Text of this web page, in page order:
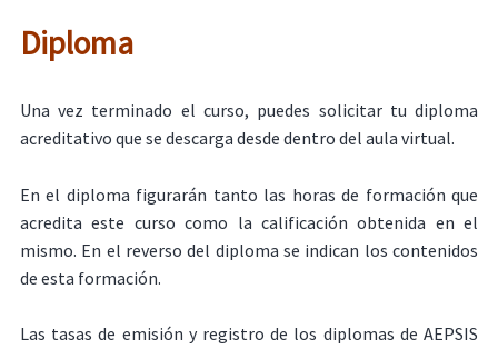
Diploma
Una vez terminado el curso, puedes solicitar tu diploma
acreditativo que se descarga desde dentro del aula virtual.
En el diploma figurarán tanto las horas de formación que
acredita este curso como la calificación obtenida en el
mismo. En el reverso del diploma se indican los contenidos
de esta formación.
Las tasas de emisión y registro de los diplomas de AEPSIS